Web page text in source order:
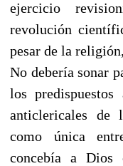
ejercicio
revolución
pesar de la
No debería sonar
los predispuestos
anticlericales de
como única
concebía a Dios